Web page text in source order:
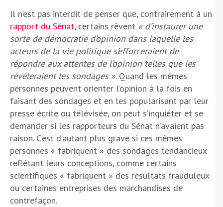
Il n’est pas interdit de penser que, contrairement à un
rapport du Sénat, certains rêvent « d’instaurer une
sorte de démocratie d’opinion dans laquelle les
acteurs de la vie politique s’efforceraient de
répondre aux attentes de l’opinion telles que les
révéleraient les sondages ». Quand les mêmes
personnes peuvent orienter l’opinion à la fois en
faisant des sondages et en les popularisant par leur
presse écrite ou télévisée, on peut s’inquiéter et se
demander si les rapporteurs du Sénat n’avaient pas
raison. C’est d’autant plus grave si ces mêmes
personnes « fabriquent » des sondages tendancieux
reflétant leurs conceptions, comme certains
scientifiques « fabriquent » des résultats frauduleux
ou certaines entreprises des marchandises de
contrefaçon.